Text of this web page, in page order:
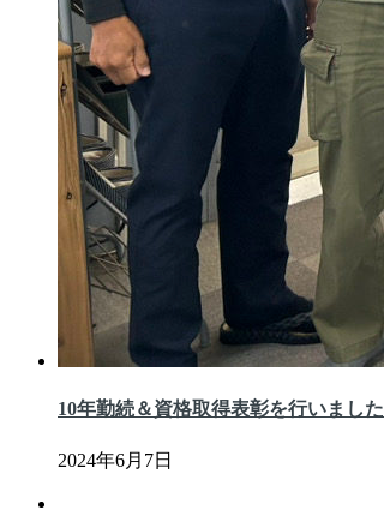
10年勤続＆資格取得表彰を行いました
2024年6月7日